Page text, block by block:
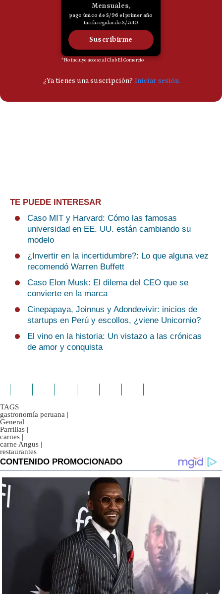
TE PUEDE INTERESAR
Caso MIT y Harvard: Cómo las famosas
universidad en EE. UU. están cambiando su
modelo
¿Invertir en la incertidumbre?: Lo que alguna vez
recomendó Warren Buffett
Caso Elon Musk: El dilema del CEO que se
convierte en la marca
Cinepapaya, Joinnus y Adondevivir: inicios de
startups en Perú y escollos, ¿viene Unicornio?
El vino en la historia: Un vistazo a las crónicas
de amor y conquista
TAGS
gastronomía peruana |
General |
Parrillas |
carnes |
carne Angus |
restaurantes